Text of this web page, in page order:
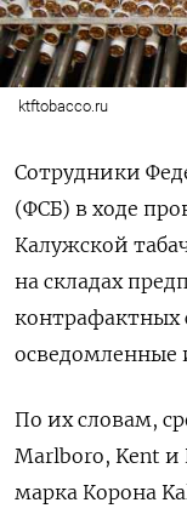
ktftobacco.ru
Сотрудники
(ФСБ) в ходе
Калужской
на складах
контрафактных
осведомленные
По их словам,
Marlboro, Kent и
марка Корона